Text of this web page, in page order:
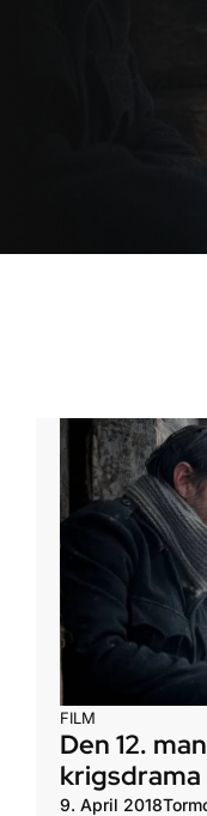
FILM
Den 12.
krigsdrama
9. April 2018